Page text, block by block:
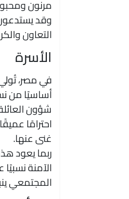
مرنون
وقد
التعاون
الأسرة
في مصر،
أساسيًا من
شؤون
احترامًا
غنى عنها.
ربما يعود
الآمنة
المجتمعي